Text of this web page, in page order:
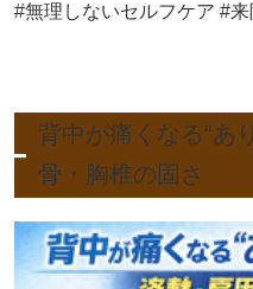
#無理しないセルフケア #
背中が痛くなる“あ
骨・胸椎の固さ